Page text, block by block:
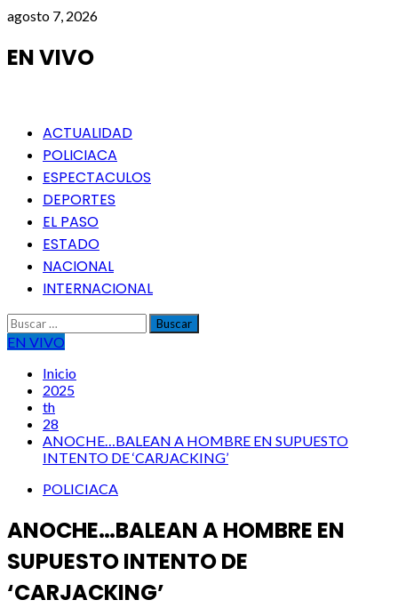
Saltar
contenido
agosto 7, 2026
EN VIVO
Menú
principal
ACTUALIDAD
POLICIACA
ESPECTACULOS
DEPORTES
EL PASO
ESTADO
NACIONAL
INTERNACIONAL
Buscar:
EN VIVO
Inicio
2025
th
28
ANOCHE…BALEAN A HOMBRE EN SUPUESTO
INTENTO DE ‘CARJACKING’
POLICIACA
ANOCHE…BALEAN A HOMBRE EN
SUPUESTO INTENTO DE
‘CARJACKING’